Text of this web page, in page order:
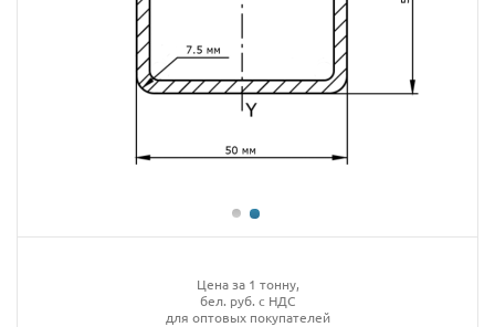
Цена за 1 тонну,
бел. руб. с НДС
для оптовых покупателей